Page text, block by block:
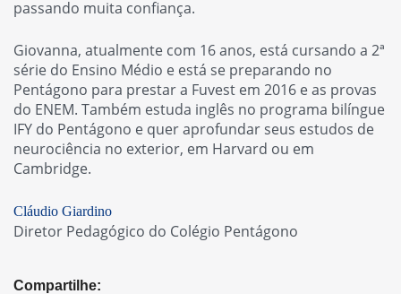
passando muita confiança.
Giovanna, atualmente com 16 anos, está cursando a 2ª
série do Ensino Médio e está se preparando no
Pentágono para prestar a Fuvest em 2016 e as provas
do ENEM. Também estuda inglês no programa bilíngue
IFY do Pentágono e quer aprofundar seus estudos de
neurociência no exterior, em Harvard ou em
Cambridge.
Cláudio Giardino
Diretor Pedagógico do Colégio Pentágono
Compartilhe: